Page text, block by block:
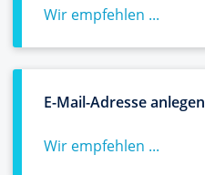
Wir empfehlen ...
E-Mail-Adresse anlegen
Wir empfehlen ...